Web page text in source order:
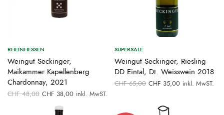
RHEINHESSEN
Weingut Seckinger,
Maikammer Kapellenberg
Chardonnay, 2021
CHF48,00 Ursprünglicher
Preis war:
CHF 48,00
CHF 38,00Aktueller
inkl. MwST.
SUPERSALE
Weingut Seckinger, Riesling
DD Eintal, Dt. Weisswein 2018
CHF65,00 Ursprünglicher
Preis war:
CHF 35,00Aktueller
inkl. MwST.